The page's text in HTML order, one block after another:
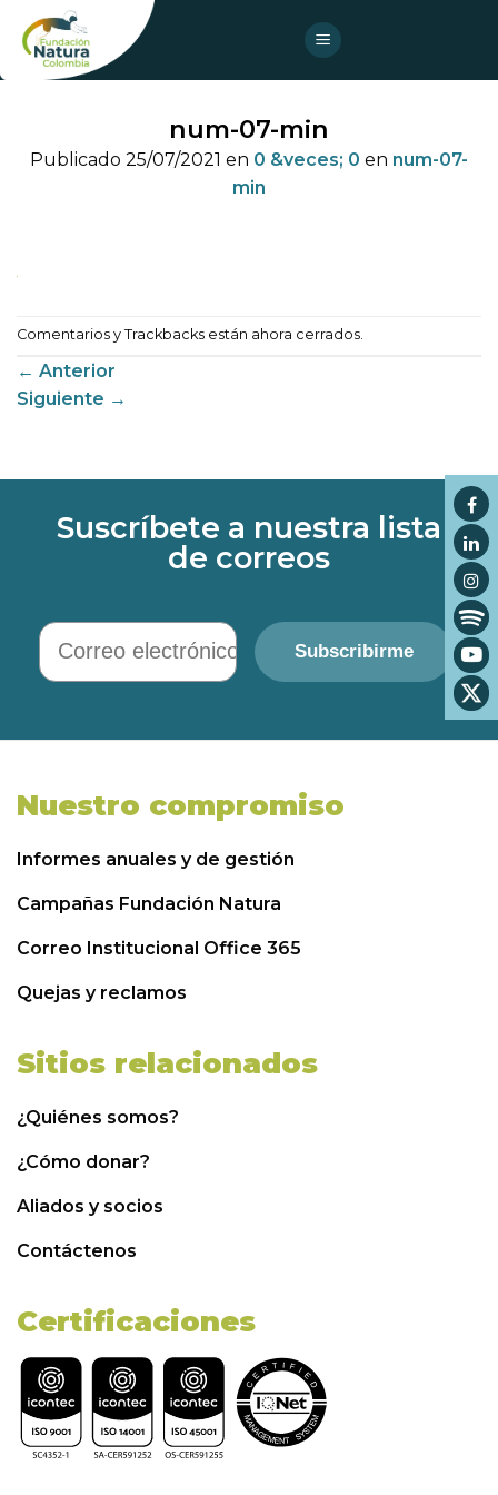
content
num-07-min
Publicado 25/07/2021 en 0 &veces; 0 en num-07-
min
Comentarios y Trackbacks están ahora cerrados.
← Anterior
Siguiente →
Suscríbete a nuestra lista
de correos
Correo electrónico
Subscribirme
Nuestro compromiso
Informes anuales y de gestión
Campañas Fundación Natura
Correo Institucional Office 365
Quejas y reclamos
Sitios relacionados
¿Quiénes somos?
¿Cómo donar?
Aliados y socios
Contáctenos
Certificaciones